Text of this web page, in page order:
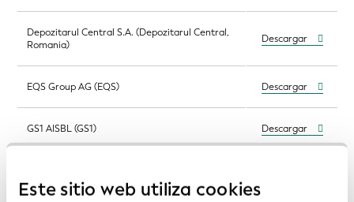
Este sitio web utiliza cookies
Depozitarul Central S.A. (Depozitarul Central,
Romania)
Descargar
EQS Group AG (EQS) Descargar
GS1 AISBL (GS1) Descargar
MITTEILUNGEN Keppler, Lehmann GmbH &
Co.KG (WM Datenservice)